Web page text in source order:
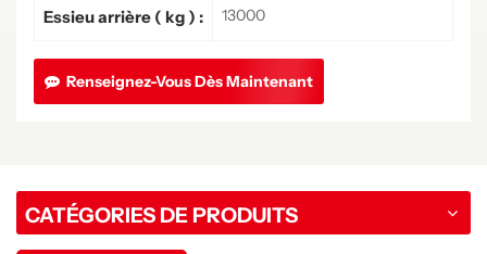
Essieu arrière ( kg ) : 13000
Renseignez-Vous Dès Maintenant
CATÉGORIES DE PRODUITS